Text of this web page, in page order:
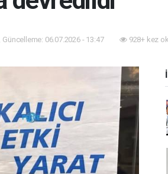
06.07.2026 - 13:47 928+ kez